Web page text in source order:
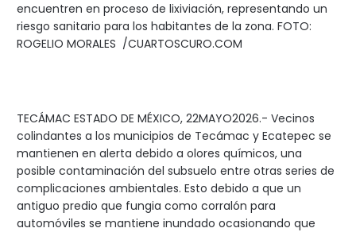
encuentren en proceso de lixiviación, representando un
riesgo sanitario para los habitantes de la zona. FOTO:
ROGELIO MORALES /CUARTOSCURO.COM
TECÁMAC ESTADO DE MÉXICO, 22MAYO2026.- Vecinos
colindantes a los municipios de Tecámac y Ecatepec se
mantienen en alerta debido a olores químicos, una
posible contaminación del subsuelo entre otras series de
complicaciones ambientales. Esto debido a que un
antiguo predio que fungia como corralón para
automóviles se mantiene inundado ocasionando que